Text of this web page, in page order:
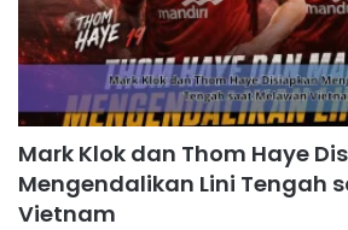
Mark Klok dan Thom Haye
Mengendalikan Lini Tengah
Vietnam